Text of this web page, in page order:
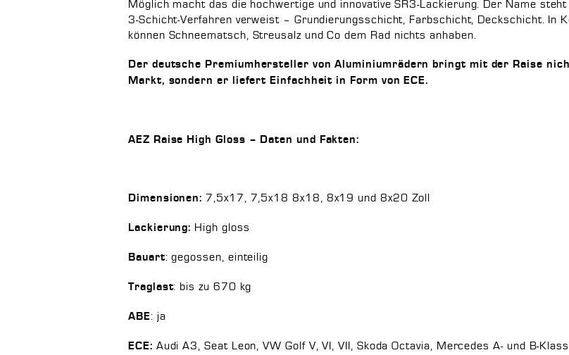
Möglich macht das die hochwertige und innovative SR3-Lackierung. Der Name
3-Schicht-Verfahren verweist – Grundierungsschicht, Farbschicht, Deckschicht. In
können Schneematsch, Streusalz und Co dem Rad nichts anhaben.
Der deutsche Premiumhersteller von Aluminiumrädern bringt mit der Raise
Markt, sondern er liefert Einfachheit in Form von ECE.
AEZ Raise High Gloss – Daten und Fakten:
Dimensionen: 7,5x17, 7,5x18 8x18, 8x19 und 8x20 Zoll
Lackierung: High gloss
Bauart: gegossen, einteilig
Traglast: bis zu 670 kg
ABE: ja
ECE: Audi A3, Seat Leon, VW Golf V, VI, VII, Skoda Octavia, Mercedes A- und B-